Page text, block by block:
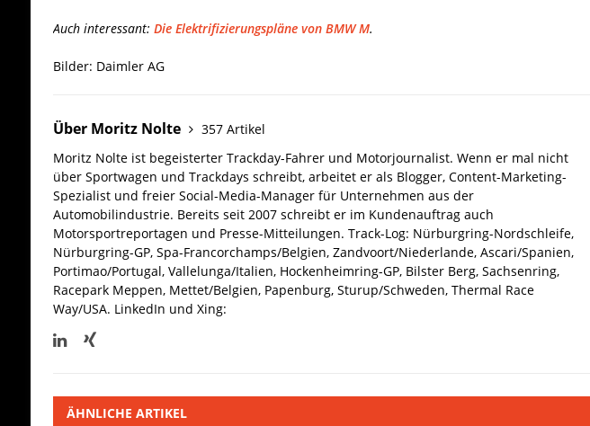
Auch interessant: Die Elektrifizierungspläne von BMW M.
Bilder: Daimler AG
Über Moritz Nolte
357 Artikel
Moritz Nolte ist begeisterter Trackday-Fahrer und Motorjournalist. Wenn er mal nicht
über Sportwagen und Trackdays schreibt, arbeitet er als Blogger, Content-Marketing-
Spezialist und freier Social-Media-Manager für Unternehmen aus der
Automobilindustrie. Bereits seit 2007 schreibt er im Kundenauftrag auch
Motorsportreportagen und Presse-Mitteilungen. Track-Log: Nürburgring-Nordschleife,
Nürburgring-GP, Spa-Francorchamps/Belgien, Zandvoort/Niederlande, Ascari/Spanien,
Portimao/Portugal, Vallelunga/Italien, Hockenheimring-GP, Bilster Berg, Sachsenring,
Racepark Meppen, Mettet/Belgien, Papenburg, Sturup/Schweden, Thermal Race
Way/USA. LinkedIn und Xing:
ÄHNLICHE ARTIKEL